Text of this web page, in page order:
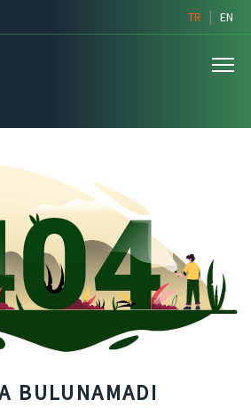
TR | EN
BULUNAMADI